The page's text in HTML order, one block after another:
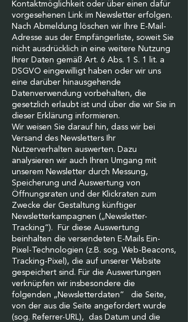
Kontaktmöglichkeit oder über einen dafür
vorgesehenen Link im Newsletter erfolgen.
Nach Abmeldung löschen wir Ihre E-Mail-
Adresse aus der Empfängerliste, soweit Sie
nicht ausdrücklich in eine weitere Nutzung
Ihrer Daten gemäß Art. 6 Abs. 1 S. 1 lit. a
DSGVO eingewilligt haben oder wir uns
eine darüber hinausgehende
Datenverwendung vorbehalten, die
gesetzlich erlaubt ist und über die wir Sie in
dieser Erklärung informieren.
Wir weisen Sie darauf hin, dass wir bei
Versand des Newsletters Ihr
Nutzerverhalten auswerten. Dazu
analysieren wir auch Ihren Umgang mit
unserem Newsletter durch Messung,
Speicherung und Auswertung von
Öffnungsraten und der Klickraten zum
Zwecke der Gestaltung künftiger
Newsletterkampagnen („Newsletter-
Tracking“). Für diese Auswertung
beinhalten die versendeten E-Mails Ein-
Pixel-Technologien (z.B. sog. Web-Beacons,
Tracking-Pixel), die auf unserer Website
gespeichert sind. Für die Auswertungen
verknüpfen wir insbesondere die
folgenden „Newsletterdaten“ die Seite,
von der aus die Seite angefordert wurde
(sog. Referrer-URL), das Datum und die